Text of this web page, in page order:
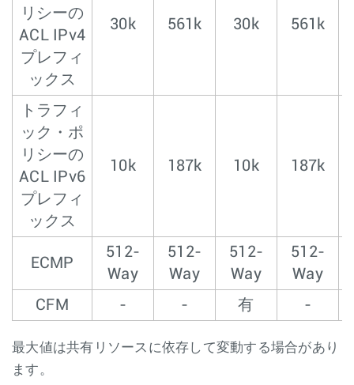
リシーの
ACL IPv4
プレフィ
ックス
30k 561k 30k 561k
トラフィ
ック・ポ
リシーの
ACL IPv6
プレフィ
ックス
10k 187k 10k 187k
ECMP
512-
Way
512-
Way
512-
Way
512-
Way
CFM - - 有 -
最大値は共有リソースに依存して変動する場合があり
ます。